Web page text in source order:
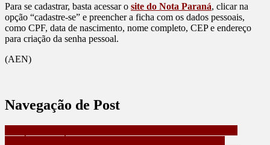
Para se cadastrar, basta acessar o site do Nota Paraná, clicar na
opção “cadastre-se” e preencher a ficha com os dados pessoais,
como CPF, data de nascimento, nome completo, CEP e endereço
para criação da senha pessoal.
(AEN)
Navegação de Post